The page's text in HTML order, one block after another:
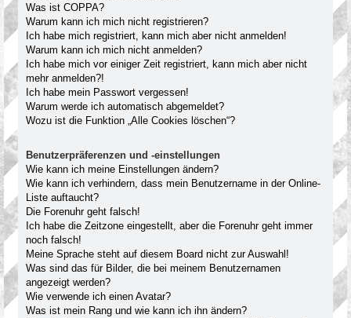
Was ist COPPA?
Warum kann ich mich nicht registrieren?
Ich habe mich registriert, kann mich aber nicht anmelden!
Warum kann ich mich nicht anmelden?
Ich habe mich vor einiger Zeit registriert, kann mich aber nicht
mehr anmelden?!
Ich habe mein Passwort vergessen!
Warum werde ich automatisch abgemeldet?
Wozu ist die Funktion „Alle Cookies löschen“?
Benutzerpräferenzen und -einstellungen
Wie kann ich meine Einstellungen ändern?
Wie kann ich verhindern, dass mein Benutzername in der Online-
Liste auftaucht?
Die Forenuhr geht falsch!
Ich habe die Zeitzone eingestellt, aber die Forenuhr geht immer
noch falsch!
Meine Sprache steht auf diesem Board nicht zur Auswahl!
Was sind das für Bilder, die bei meinem Benutzernamen
angezeigt werden?
Wie verwende ich einen Avatar?
Was ist mein Rang und wie kann ich ihn ändern?